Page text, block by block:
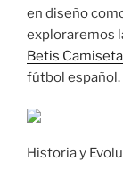
en diseño
exploraremos
Betis Camiseta
fútbol español.
Historia y